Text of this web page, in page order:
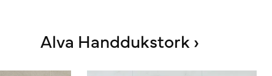
Alva Handdukstork ›